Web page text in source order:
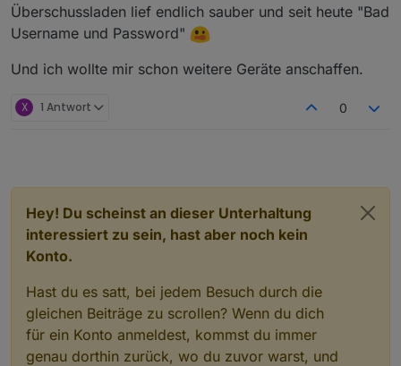
Überschussladen lief endlich sauber und seit heute "Bad
Username und Password"
Und ich wollte mir schon weitere Geräte anschaffen.
X 1 Antwort 0
Hey! Du scheinst an dieser Unterhaltung
interessiert zu sein, hast aber noch kein
Konto.
Hast du es satt, bei jedem Besuch durch die
gleichen Beiträge zu scrollen? Wenn du dich
für ein Konto anmeldest, kommst du immer
genau dorthin zurück, wo du zuvor warst, und